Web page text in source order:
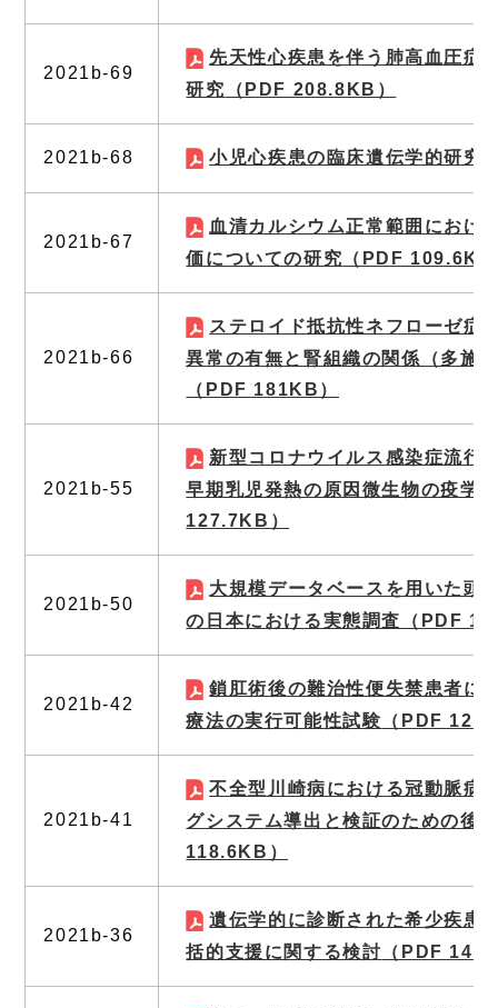
2021b-69
先天性心疾患を伴う肺高血圧症
研究 （PDF 208.8KB）
2021b-68 小児心疾患の臨床遺伝学的研究
2021b-67
血清カルシウム正常範囲におけ
価についての研究 （PDF 109.6KB
2021b-66
ステロイド抵抗性ネフローゼ症
異常の有無と腎組織の関係（多施
（PDF 181KB）
2021b-55
新型コロナウイルス感染症流行
早期乳児発熱の原因微生物の疫学
127.7KB）
2021b-50
大規模データベースを用いた頭
の日本における実態調査
（PDF
2021b-42
鎖肛術後の難治性便失禁患者に
療法の実行可能性試験 （PDF
2021b-41
不全型川崎病における冠動脈病
グシステム導出と検証のための後
118.6KB）
2021b-36
遺伝学的に診断された希少疾患
括的支援に関する検討 （PDF